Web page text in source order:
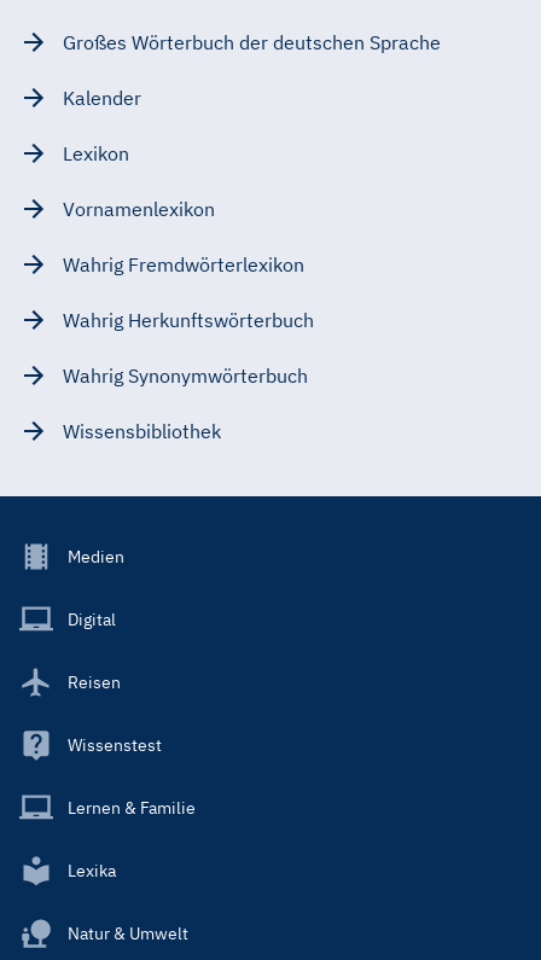
Großes Wörterbuch der deutschen Sprache
Kalender
Lexikon
Vornamenlexikon
Wahrig Fremdwörterlexikon
Wahrig Herkunftswörterbuch
Wahrig Synonymwörterbuch
Wissensbibliothek
Footer
Main
Medien
Digital
Reisen
Wissenstest
Lernen & Familie
Lexika
Natur & Umwelt